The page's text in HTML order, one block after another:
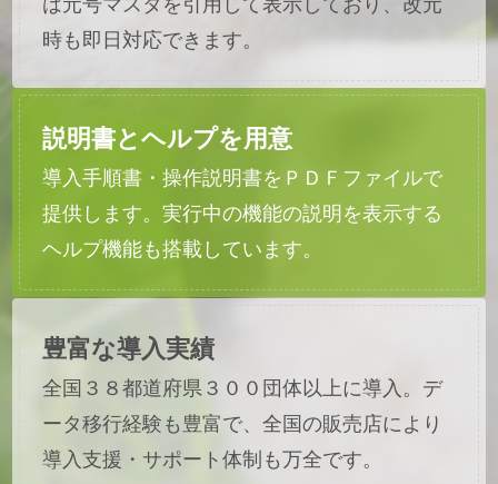
時も即日対応できます。
説明書とヘルプを用意
導入手順書・操作説明書をＰＤＦファイルで
提供します。実行中の機能の説明を表示する
ヘルプ機能も搭載しています。
豊富な導入実績
全国３８都道府県３００団体以上に導入。デ
ータ移行経験も豊富で、全国の販売店により
導入支援・サポート体制も万全です。